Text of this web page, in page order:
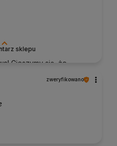
sklepu
Cieszymy się, że
obsługę tak
raz jeszcze!
zweryfikowano